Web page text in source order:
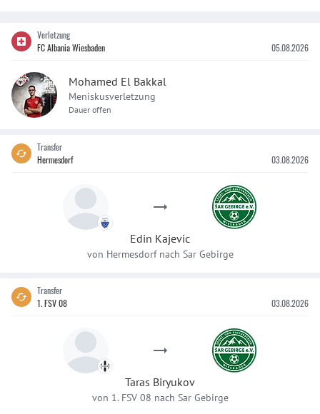
Verletzung
FC Albania Wiesbaden
05.08.2026
Mohamed El Bakkal
Meniskusverletzung
Dauer offen
Transfer
Hermesdorf
03.08.2026
Edin Kajevic
von Hermesdorf nach Sar Gebirge
Transfer
1. FSV 08
03.08.2026
Taras Biryukov
von 1. FSV 08 nach Sar Gebirge